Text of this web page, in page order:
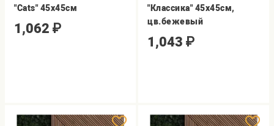
"Cats" 45х45см
1,062 ₽
"Классика" 45х45см,
цв.бежевый
1,043 ₽